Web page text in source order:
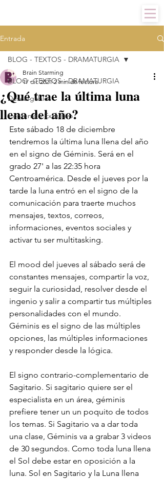
Entrada
BLOG - TEXTOS - DRAMATURGIA
Descargables
Contenido Exclusivo
BLOG - TEXTOS - DRAMATURGIA
¿Qué trae la última luna
llena del año?
Brain Starming
17 dic 2021 2 min de lectura
Este sábado 18 de diciembre
tendremos la última luna llena del año
en el signo de Géminis. Será en el
grado 27' a las 22:35 hora
Centroamérica. Desde el jueves por la
tarde la luna entró en el signo de la
comunicación para traerte muchos
mensajes, textos, correos,
informaciones, eventos sociales y
activar tu ser multitasking.
El mood del jueves al sábado será de
constantes mensajes, compartir la voz,
seguir la curiosidad, resolver desde el
ingenio y salir a compartir tus múltiples
personalidades con el mundo.
Géminis es el signo de las múltiples
opciones, las múltiples informaciones
y responder desde la lógica.
El signo contrario-complementario de
Sagitario. Si sagitario quiere ser el
especialista en un área, géminis
prefiere tener un un poquito de todos
los temas. Si Sagitario va a dar toda
una clase, Géminis va a grabar 3 videos
de 30 segundos. Como toda luna llena
el Sol debe estar en oposición a la
luna. Sol en Sagitario y la Luna llena